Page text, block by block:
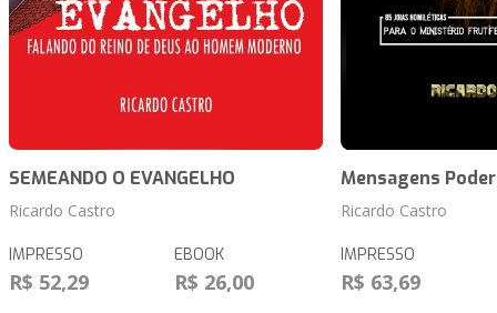
SEMEANDO O EVANGELHO
Ricardo Castro
IMPRESSO
R$ 52,29
EBOOK
R$ 26,00
Mensagens
Ricardo Castro
IMPRESSO
R$ 63,69